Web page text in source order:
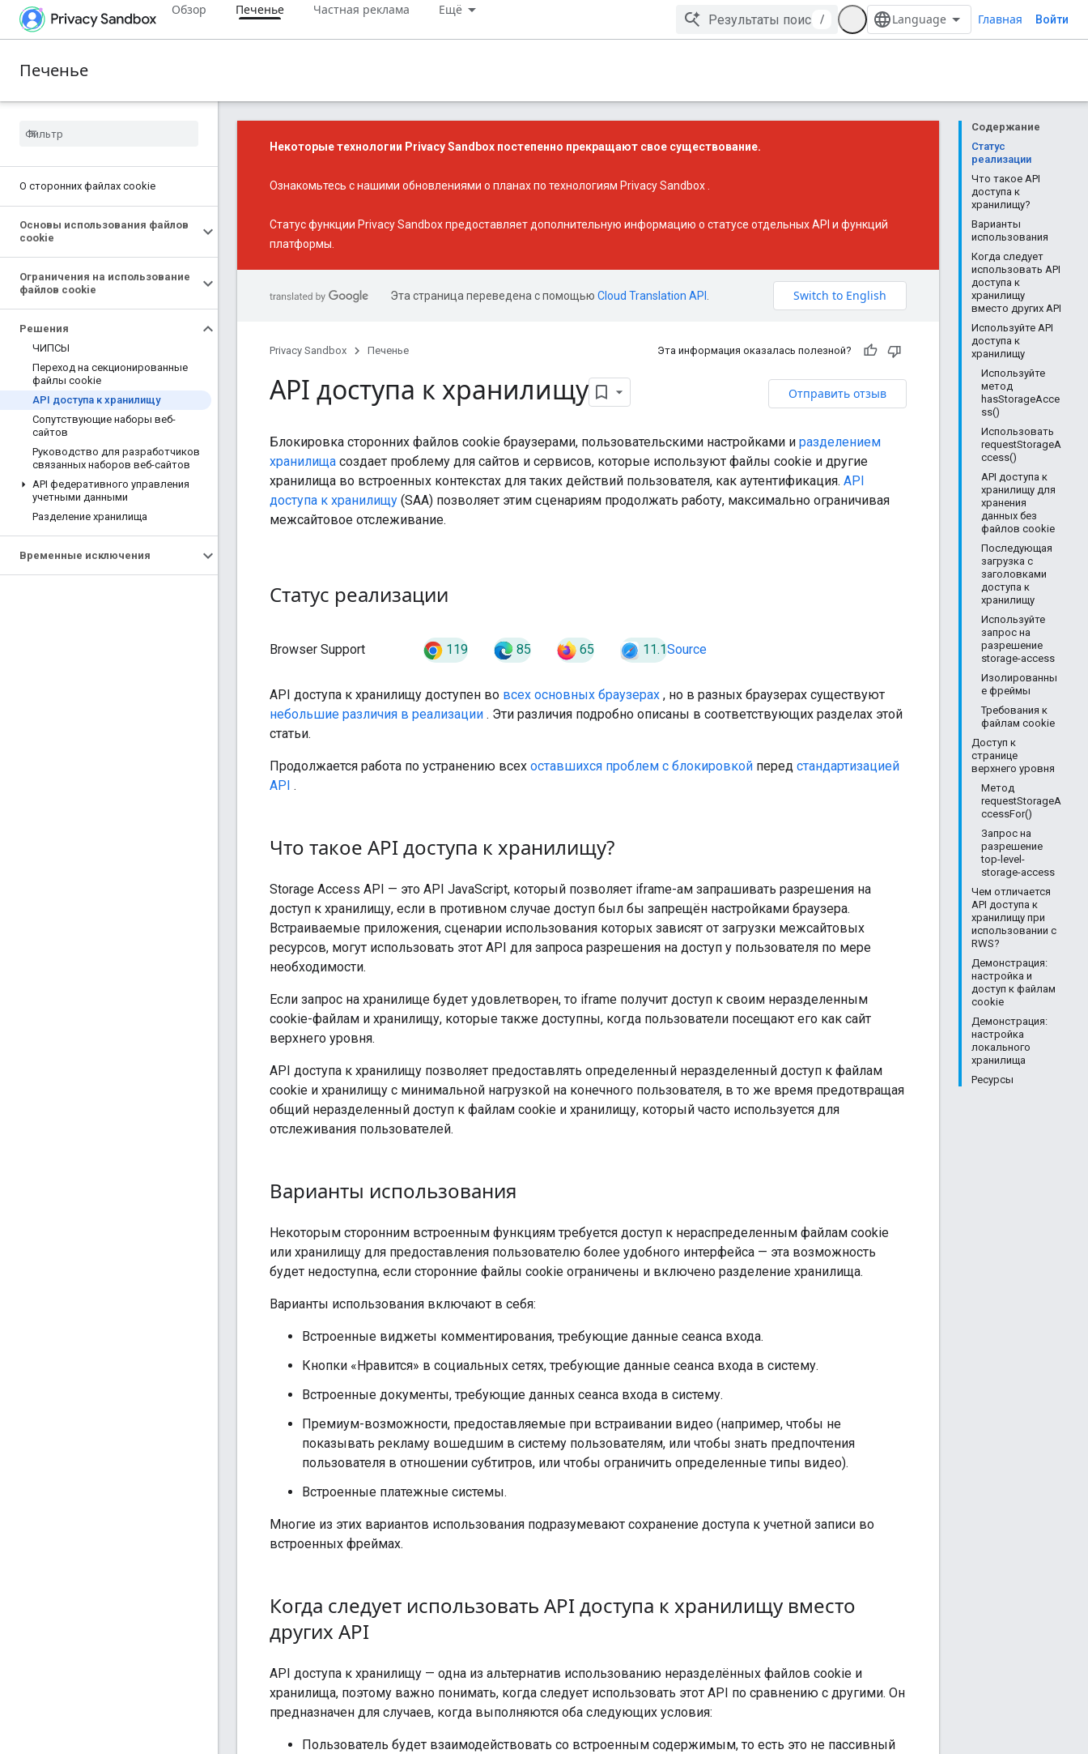
Обзор Печенье Частная реклама Ещё
/ Главная Войти
Печенье
О сторонних файлах cookie
Основы использования файлов
cookie
Ограничения на использование
файлов cookie
Решения
ЧИПСЫ
Переход на секционированные
файлы cookie
API доступа к хранилищу
Сопутствующие наборы веб-
сайтов
Руководство для разработчиков
связанных наборов веб-сайтов
API федеративного управления
учетными данными
Разделение хранилища
Временные исключения
Содержание
Статус
реализации
Что такое API
доступа к
хранилищу?
Варианты
использования
Когда следует
использовать API
доступа к
хранилищу
вместо других API
Используйте API
доступа к
хранилищу
Используйте
метод
hasStorageAcce
ss()
Использовать
requestStorageA
ccess()
API доступа к
хранилищу для
хранения
данных без
файлов cookie
Последующая
загрузка с
заголовками
доступа к
хранилищу
Используйте
запрос на
разрешение
storage-access
Изолированны
е фреймы
Требования к
файлам cookie
Доступ к
странице
верхнего уровня
Метод
requestStorageA
ccessFor()
Запрос на
разрешение
top-level-
storage-access
Чем отличается
API доступа к
хранилищу при
использовании с
RWS?
Демонстрация:
настройка и
доступ к файлам
cookie
Демонстрация:
настройка
локального
хранилища
Ресурсы
Некоторые технологии Privacy Sandbox постепенно прекращают свое существование.
Ознакомьтесь с нашими обновлениями о планах по технологиям Privacy Sandbox
Статус функции Privacy Sandboxпредоставляет дополнительную информацию о статусе отдельных API и функций
платформы.
Эта страница переведена с помощью Cloud Translation API
Privacy Sandbox Печенье Эта информация оказалась полезной?
Отправить отзыв
API доступа к хранилищу
Блокировка сторонних файлов cookie браузерами, пользовательскими настройками и разделением
хранилища создает проблему для сайтов и сервисов, которые используют файлы cookie и другие
хранилища во встроенных контекстах для таких действий пользователя, как аутентификация. API
доступа к хранилищу (SAA) позволяет этим сценариям продолжать работу, максимально ограничивая
межсайтовое отслеживание.
Статус реализации
Browser Support 119 85 65 11.1Source
API доступа к хранилищу доступен во всех основных браузерах , но в разных браузерах существуют
небольшие различия в реализации . Эти различия подробно описаны в соответствующих разделах этой
статьи.
Продолжается работа по устранению всех оставшихся проблем с блокировкой перед стандартизацией
API .
Что такое API доступа к хранилищу?
Storage Access API — это API JavaScript, который позволяет iframe-ам запрашивать разрешения на
доступ к хранилищу, если в противном случае доступ был бы запрещён настройками браузера.
Встраиваемые приложения, сценарии использования которых зависят от загрузки межсайтовых
ресурсов, могут использовать этот API для запроса разрешения на доступ у пользователя по мере
необходимости.
Если запрос на хранилище будет удовлетворен, то iframe получит доступ к своим неразделенным
cookie-файлам и хранилищу, которые также доступны, когда пользователи посещают его как сайт
верхнего уровня.
API доступа к хранилищу позволяет предоставлять определенный неразделенный доступ к файлам
cookie и хранилищу с минимальной нагрузкой на конечного пользователя, в то же время предотвращая
общий неразделенный доступ к файлам cookie и хранилищу, который часто используется для
отслеживания пользователей.
Варианты использования
Некоторым сторонним встроенным функциям требуется доступ к нераспределенным файлам cookie
или хранилищу для предоставления пользователю более удобного интерфейса — эта возможность
будет недоступна, если сторонние файлы cookie ограничены и включено разделение хранилища.
Варианты использования включают в себя:
Встроенные виджеты комментирования, требующие данные сеанса входа.
Кнопки «Нравится» в социальных сетях, требующие данные сеанса входа в систему.
Встроенные документы, требующие данных сеанса входа в систему.
Премиум-возможности, предоставляемые при встраивании видео (например, чтобы не
показывать рекламу вошедшим в систему пользователям, или чтобы знать предпочтения
пользователя в отношении субтитров, или чтобы ограничить определенные типы видео).
Встроенные платежные системы.
Многие из этих вариантов использования подразумевают сохранение доступа к учетной записи во
встроенных фреймах.
Когда следует использовать API доступа к хранилищу вместо
других API
API доступа к хранилищу — одна из альтернатив использованию неразделённых файлов cookie и
хранилища, поэтому важно понимать, когда следует использовать этот API по сравнению с другими. Он
предназначен для случаев, когда выполняются оба следующих условия:
Пользователь будет взаимодействовать со встроенным содержимым, то есть это не пассивный